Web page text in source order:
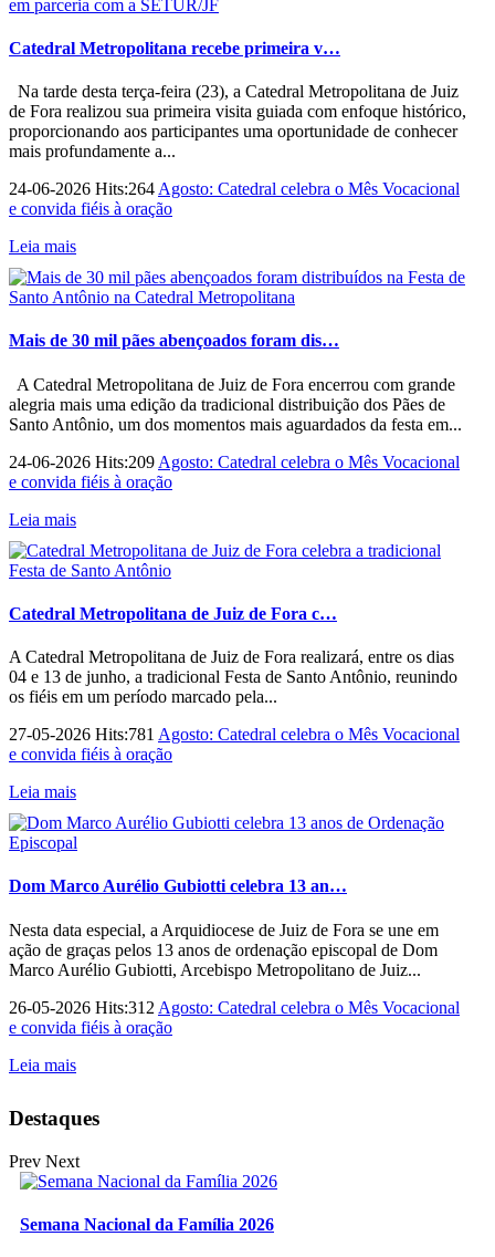
Catedral Metropolitana recebe primeira v…
Na tarde desta terça-feira (23), a Catedral Metropolitana de Juiz
de Fora realizou sua primeira visita guiada com enfoque histórico,
proporcionando aos participantes uma oportunidade de conhecer
mais profundamente a...
24-06-2026 Hits:264 Agosto: Catedral celebra o Mês Vocacional
e convida fiéis à oração
Leia mais
Mais de 30 mil pães abençoados foram dis…
A Catedral Metropolitana de Juiz de Fora encerrou com grande
alegria mais uma edição da tradicional distribuição dos Pães de
Santo Antônio, um dos momentos mais aguardados da festa em...
24-06-2026 Hits:209 Agosto: Catedral celebra o Mês Vocacional
e convida fiéis à oração
Leia mais
Catedral Metropolitana de Juiz de Fora c…
A Catedral Metropolitana de Juiz de Fora realizará, entre os dias
04 e 13 de junho, a tradicional Festa de Santo Antônio, reunindo
os fiéis em um período marcado pela...
27-05-2026 Hits:781 Agosto: Catedral celebra o Mês Vocacional
e convida fiéis à oração
Leia mais
Dom Marco Aurélio Gubiotti celebra 13 an…
Nesta data especial, a Arquidiocese de Juiz de Fora se une em
ação de graças pelos 13 anos de ordenação episcopal de Dom
Marco Aurélio Gubiotti, Arcebispo Metropolitano de Juiz...
26-05-2026 Hits:312 Agosto: Catedral celebra o Mês Vocacional
e convida fiéis à oração
Leia mais
Destaques
Prev Next
Semana Nacional da Família 2026